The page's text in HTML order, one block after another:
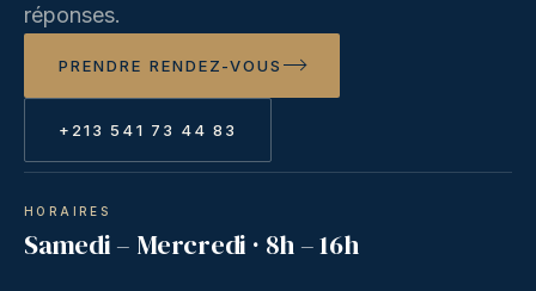
réponses.
PRENDRE RENDEZ-VOUS
+213 541 73 44 83
HORAIRES
Samedi – Mercredi · 8h – 16h